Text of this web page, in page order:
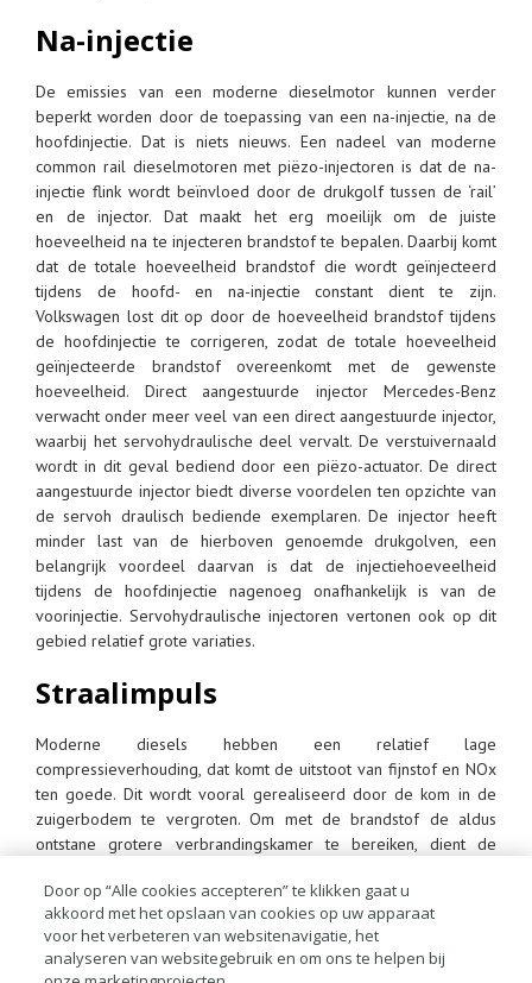
Na-injectie
De emissies van een moderne dieselmotor kunnen verder
beperkt worden door de toepassing van een na-injectie, na de
hoofdinjectie. Dat is niets nieuws. Een nadeel van moderne
common rail dieselmotoren met piëzo-injectoren is dat de na-
injectie flink wordt beïnvloed door de drukgolf tussen de ‘rail’
en de injector. Dat maakt het erg moeilijk om de juiste
hoeveelheid na te injecteren brandstof te bepalen. Daarbij komt
dat de totale hoeveelheid brandstof die wordt geïnjecteerd
tijdens de hoofd- en na-injectie constant dient te zijn.
Volkswagen lost dit op door de hoeveelheid brandstof tijdens
de hoofdinjectie te corrigeren, zodat de totale hoeveelheid
geïnjecteerde brandstof overeenkomt met de gewenste
hoeveelheid. Direct aangestuurde injector Mercedes-Benz
verwacht onder meer veel van een direct aangestuurde injector,
waarbij het servohydraulische deel vervalt. De verstuivernaald
wordt in dit geval bediend door een piëzo-actuator. De direct
aangestuurde injector biedt diverse voordelen ten opzichte van
de servoh draulisch bediende exemplaren. De injector heeft
minder last van de hierboven genoemde drukgolven, een
belangrijk voordeel daarvan is dat de injectiehoeveelheid
tijdens de hoofdinjectie nagenoeg onafhankelijk is van de
voorinjectie. Servohydraulische injectoren vertonen ook op dit
gebied relatief grote variaties.
Straalimpuls
Moderne diesels hebben een relatief lage
compressieverhouding, dat komt de uitstoot van fijnstof en NOx
ten goede. Dit wordt vooral gerealiseerd door de kom in de
zuigerbodem te vergroten. Om met de brandstof de aldus
ontstane grotere verbrandingskamer te bereiken, dient de
bij volledig geopende injector vooral door de raildruk
beïnvloed, bij het openen en het sluiten van de injector speelt
de openings- en sluitsnelheid van de verstuivernaald de
belangrijkste rol. Ook op dit gebied is de direct aangestuurde
Door op “Alle cookies accepteren” te klikken gaat u
akkoord met het opslaan van cookies op uw apparaat
voor het verbeteren van websitenavigatie, het
analyseren van websitegebruik en om ons te helpen bij